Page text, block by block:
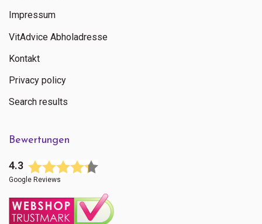
Impressum
VitAdvice Abholadresse
Kontakt
Privacy policy
Search results
Bewertungen
4.3
Google Reviews